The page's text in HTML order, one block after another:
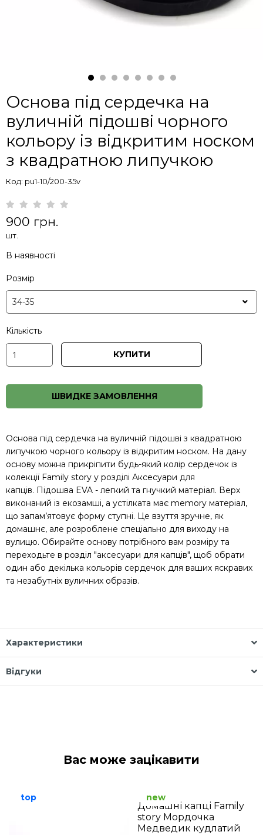
Основа під сердечка на
вуличній підошві чорного
кольору із відкритим носком
з квадратною липучкою
Код: pu1-10/200-35v
900 грн.
шт.
В наявності
Розмір
Кількість
КУПИТИ
ШВИДКЕ ЗАМОВЛЕННЯ
Основа під сердечка на вуличній підошві з квадратною
липучкою чорного кольору із відкритим носком. На дану
основу можна прикріпити будь-який колір сердечок із
колекції Family story у розділі Аксесуари для
капців. Підошва EVA - легкий та гнучкий матеріал. Верх
виконаний із екозамші, а устілката має memory матеріал,
що запам’ятовує форму ступні. Це взуття зручне, як
домашнє, але розроблене спеціально для виходу на
вулицю. Обирайте основу потрібного вам розміру та
переходьте в розділ "аксесуари для капців", щоб обрати
один або декілька кольорів сердечок для ваших яскравих
та незабутніх вуличних образів.
Характеристики
Відгуки
Вас може зацікавити
top
Домашні капці Family
story Мордочка
Медведик кудлатий
new